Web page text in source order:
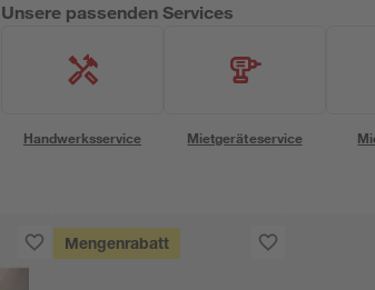
Unsere passenden Services
Handwerksservice Mietgeräteservice
Mengenrabatt